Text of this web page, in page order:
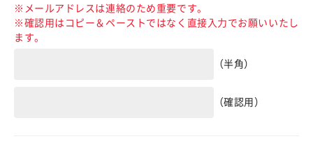
※メールアドレスは連絡のため重要です。
※確認用はコピー＆ペーストではなく直接入力でお願いいたし
ます。
（半角）
（確認用）